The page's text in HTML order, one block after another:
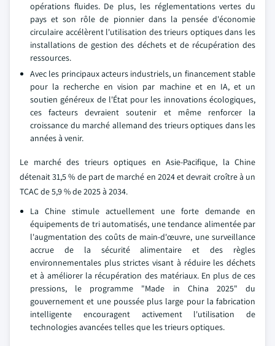
opérations fluides. De plus, les réglementations vertes du
pays et son rôle de pionnier dans la pensée d'économie
circulaire accélèrent l'utilisation des trieurs optiques dans les
installations de gestion des déchets et de récupération des
ressources.
Avec les principaux acteurs industriels, un financement stable
pour la recherche en vision par machine et en IA, et un
soutien généreux de l'État pour les innovations écologiques,
ces facteurs devraient soutenir et même renforcer la
croissance du marché allemand des trieurs optiques dans les
années à venir.
Le marché des trieurs optiques en Asie-Pacifique, la Chine
détenait 31,5 % de part de marché en 2024 et devrait croître à un
TCAC de 5,9 % de 2025 à 2034.
La Chine stimule actuellement une forte demande en
équipements de tri automatisés, une tendance alimentée par
l'augmentation des coûts de main-d'œuvre, une surveillance
accrue de la sécurité alimentaire et des règles
environnementales plus strictes visant à réduire les déchets
et à améliorer la récupération des matériaux. En plus de ces
pressions, le programme "Made in China 2025" du
gouvernement et une poussée plus large pour la fabrication
intelligente encouragent activement l'utilisation de
technologies avancées telles que les trieurs optiques.